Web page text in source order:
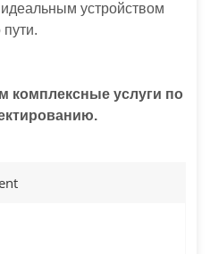
устройством
пути.
комплексные услуги по